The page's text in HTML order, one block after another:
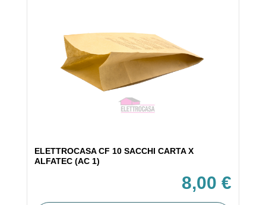
ELETTROCASA CF 10 SACCHI CARTA X
ALFATEC (AC 1)
8,00 €